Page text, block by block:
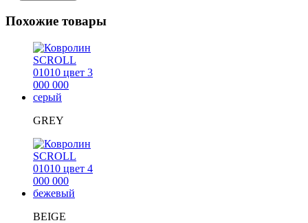
Похожие товары
GREY
BEIGE